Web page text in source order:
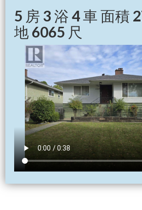
5 房 3 浴 4 車 面積
地 6065 尺